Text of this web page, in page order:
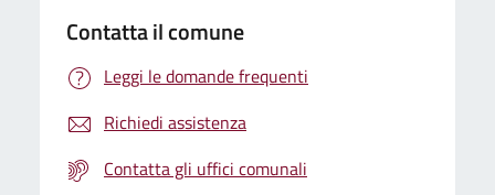
Contatta il comune
Leggi le domande frequenti
Richiedi assistenza
Contatta gli uffici comunali